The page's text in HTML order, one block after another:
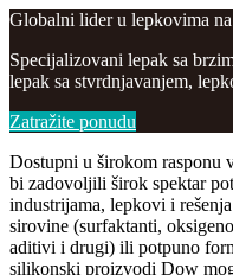
Globalni lider u lepkovima
Specijalizovani lepak sa
lepak sa stvrdnjavanjem,
Zatražite ponudu
Dostupni u širokom rasponu
bi zadovoljili širok spektar
industrijama, lepkovi i
sirovine (surfaktanti,
aditivi i drugi) ili potpuno
silikonski proizvodi Dow